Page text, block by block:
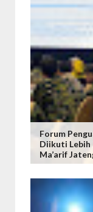
Forum
Diikuti Lebih
Ma’arif